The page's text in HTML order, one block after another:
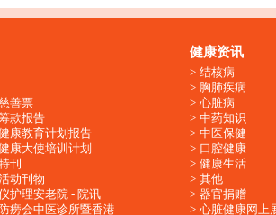
善票
款报告
康教育计划报告
康大使培训计划
刊
动刊物
护理安老院 - 院讯
痨会中医诊所暨香港
健康资讯
结核病
胸肺疾病
心脏病
中药知识
中医保健
口腔健康
健康生活
其他
器官捐赠
心脏健康网上